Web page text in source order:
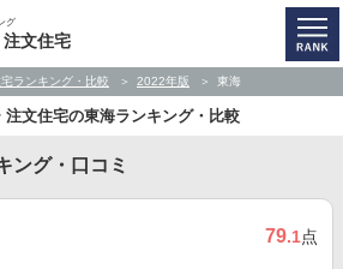
グ
文住宅
ランキング・比較 2022年版 東海
注文住宅の東海ランキング・比較
ング・口コミ
79.1点